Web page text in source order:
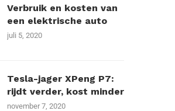
Verbruik en kosten van
een elektrische auto
juli 5, 2020
Tesla-jager XPeng P7:
rijdt verder, kost minder
november 7, 2020